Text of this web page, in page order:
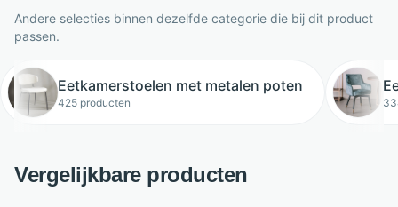
Andere selecties binnen dezelfde categorie die bij dit product
passen.
Eetkamerstoelen met metalen poten
425 producten
Vergelijkbare producten